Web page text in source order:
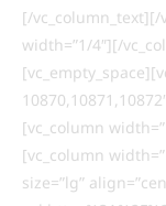
[/vc_column_text][/
width=”1/4″][/
[vc_column
[vc_column
size=”lg”